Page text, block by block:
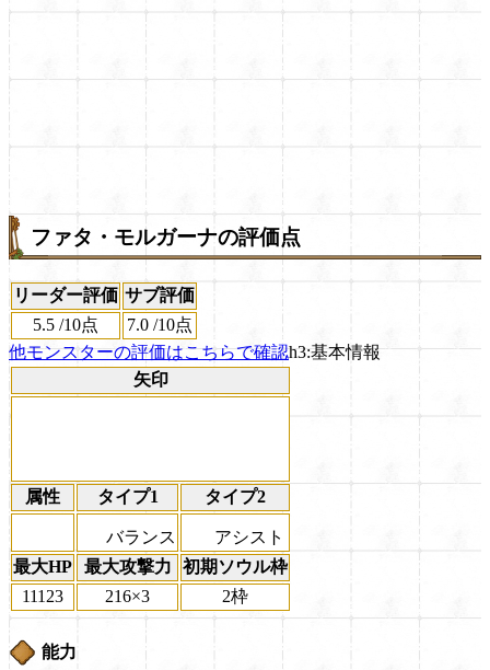
ファタ・モルガーナの評価点
リーダー評価 サブ評価
5.5 /10点 7.0 /10点
他モンスターの評価はこちらで確認h3:基本情報
矢印
属性 タイプ1 タイプ2
バランス
アシスト
最大HP
最大攻撃力
初期ソウル枠
11123
216×3 2枠
能力